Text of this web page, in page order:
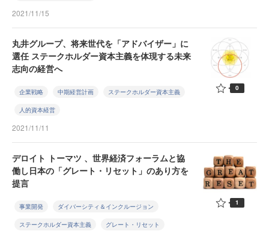
2021/11/15
丸井グループ、将来世代を「アドバイザー」に
選任 ステークホルダー資本主義を体現する未来
志向の経営へ
企業戦略 中期経営計画 ステークホルダー資本主義
人的資本経営
2021/11/11
0
デロイト トーマツ 、世界経済フォーラムと協
働し日本の「グレート・リセット」のあり方を
提言
事業開発 ダイバーシティ＆インクルージョン
ステークホルダー資本主義 グレート・リセット
1